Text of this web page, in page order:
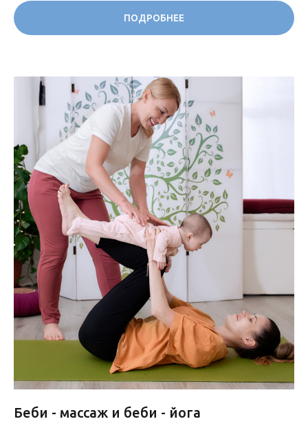
ПОДРОБНЕЕ
Беби - массаж и беби - йога